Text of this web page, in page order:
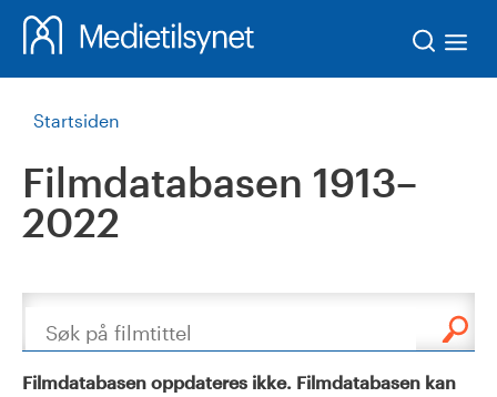
Startsiden
Filmdatabasen 1913–
2022
Søk
Filmdatabasen oppdateres ikke. Filmdatabasen kan